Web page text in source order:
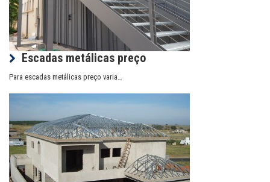
Escadas metálicas preço
Para escadas metálicas preço varia…